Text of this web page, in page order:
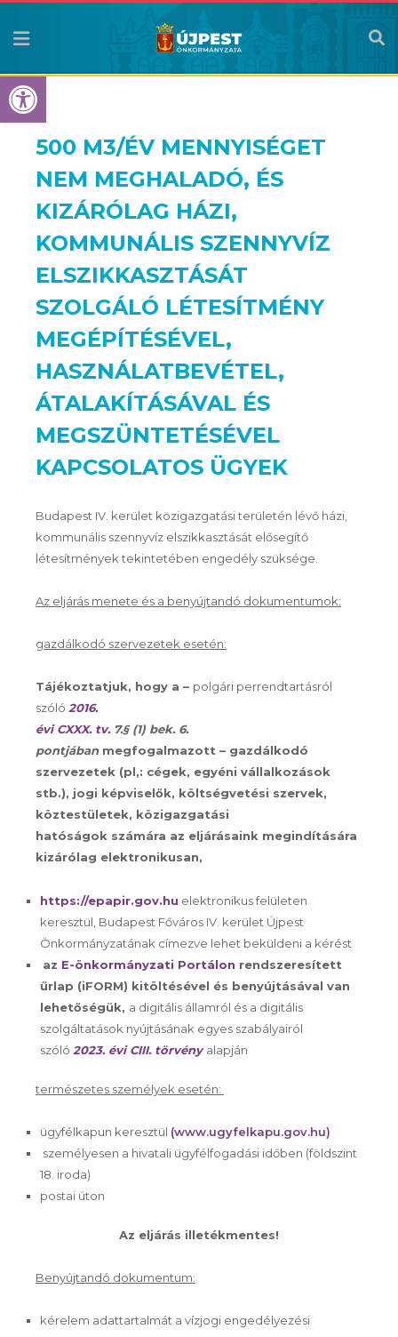
Eszköztár megnyitása
500 M3/ÉV MENNYISÉGET
NEM MEGHALADÓ, ÉS
KIZÁRÓLAG HÁZI,
KOMMUNÁLIS SZENNYVÍZ
ELSZIKKASZTÁSÁT
SZOLGÁLÓ LÉTESÍTMÉNY
MEGÉPÍTÉSÉVEL,
HASZNÁLATBEVÉTEL,
ÁTALAKÍTÁSÁVAL ÉS
MEGSZÜNTETÉSÉVEL
KAPCSOLATOS ÜGYEK
Budapest IV. kerület közigazgatási területén lévő házi,
kommunális szennyvíz elszikkasztását elősegítő
létesítmények tekintetében engedély szüksége.
Az eljárás menete és a benyújtandó dokumentumok:
gazdálkodó szervezetek esetén:
Tájékoztatjuk, hogy a – polgári perrendtartásról
szóló 2016.
évi CXXX. tv. 7.§ (1) bek. 6.
pontjábanmegfogalmazott – gazdálkodó
szervezetek (pl,: cégek, egyéni vállalkozások
stb.), jogi képviselők, költségvetési szervek,
köztestületek, közigazgatási
hatóságok számára az eljárásaink megindítására
kizárólag elektronikusan,
https://epapir.gov.hu elektronikus felületen
keresztül, Budapest Főváros IV. kerület Újpest
Önkormányzatának címezve lehet beküldeni a kérést
az E-önkormányzati Portálon rendszeresített
űrlap (iFORM) kitöltésével és benyújtásával van
lehetőségük, a digitális államról és a digitális
szolgáltatások nyújtásának egyes szabályairól
szóló 2023. évi CIII. törvényalapján
természetes személyek esetén:
ügyfélkapun keresztül (www.ugyfelkapu.gov.hu)
személyesen a hivatali ügyfélfogadási időben (földszint
18. iroda)
postai úton
Az eljárás illetékmentes!
Benyújtandó dokumentum:
kérelem adattartalmát a vízjogi engedélyezési